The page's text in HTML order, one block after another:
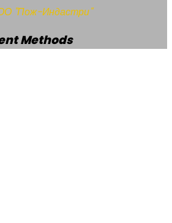
"Пож-Индастри"
Methods